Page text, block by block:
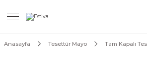
Anasayfa Tesettür Mayo Tam Kapalı